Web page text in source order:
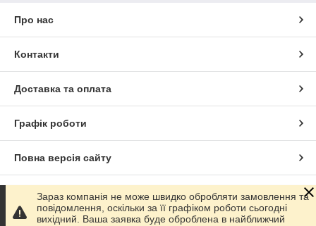
Про нас
Контакти
Доставка та оплата
Графік роботи
Повна версія сайту
Сайт створено на маркетплейсі Prom.ua
Зараз компанія не може швидко обробляти замовлення та
повідомлення, оскільки за її графіком роботи сьогодні
вихідний. Ваша заявка буде оброблена в найближчий